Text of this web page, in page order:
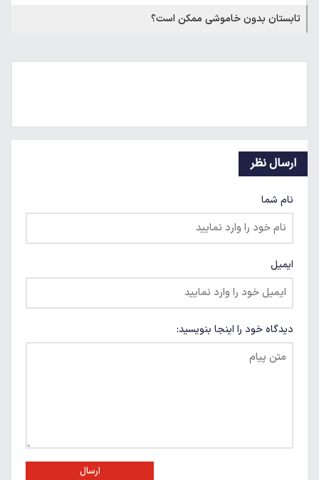
تابستان بدون خاموشی ممکن است؟
ارسال نظر
نام شما
ایمیل
دیدگاه خود را اینجا بنویسید:
ارسال